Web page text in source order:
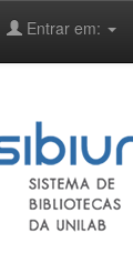
Entrar em: